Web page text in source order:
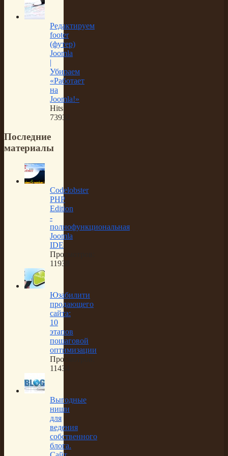
Редактируем
footer
(футер)
Joomla
|
Убираем
«Работает
на
Joomla!»
Hits:
73932
Последние
материалы
Codelobster
PHP
Edition
-
полнофункциональная
Joomla
IDE
Просмотров:
11938
Юзабилити
продающего
сайта:
10
этапов
пошаговой
оптимизации
Просмотров:
11434
Выгодные
ниши
для
ведения
собственного
блога.